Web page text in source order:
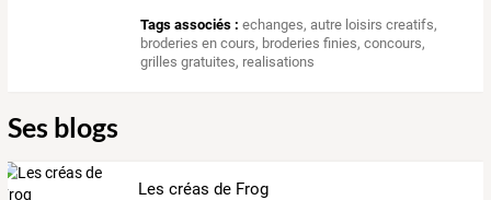
Tags associés : echanges,autre loisirs creatifs,
broderies en cours, broderies finies,concours,
grilles gratuites, realisations
Ses blogs
Les créas de Frog